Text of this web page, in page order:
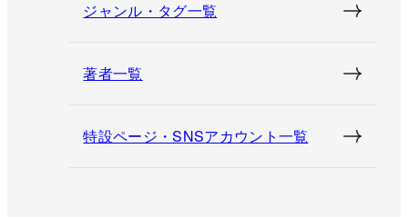
ジャンル・タグ一覧
著者一覧
特設ページ・SNSアカウント一覧